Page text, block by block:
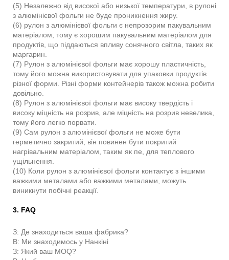
(5) Незалежно від високої або низької температури, в рулоні
з алюмінієвої фольги не буде проникнення жиру.
(6) рулон з алюмінієвої фольги є непрозорим пакувальним
матеріалом, тому є хорошим пакувальним матеріалом для
продуктів, що піддаються впливу сонячного світла, таких як
маргарин.
(7) Рулон з алюмінієвої фольги має хорошу пластичність,
тому його можна використовувати для упаковки продуктів
різної форми. Різні форми контейнерів також можна робити
довільно.
(8) Рулон з алюмінієвої фольги має високу твердість і
високу міцність на розрив, але міцність на розрив невелика,
тому його легко порвати.
(9) Сам рулон з алюмінієвої фольги не може бути
герметично закритий, він повинен бути покритий
нагрівальним матеріалом, таким як пе, для теплового
ущільнення.
(10) Коли рулон з алюмінієвої фольги контактує з іншими
важкими металами або важкими металами, можуть
виникнути побічні реакції.
3. FAQ
З: Де знаходиться ваша фабрика?
В: Ми знаходимось у Нанкіні
З: Який ваш MOQ?